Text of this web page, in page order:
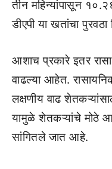
तीन महिन्यांपासून
डीएपी या खतांचा
आशाच प्रकारे इतर
वाढल्या आहेत.
लक्षणीय वाढ
यामुळे शेतकऱ्यांचे मोठे
सांगितले जात आहे.